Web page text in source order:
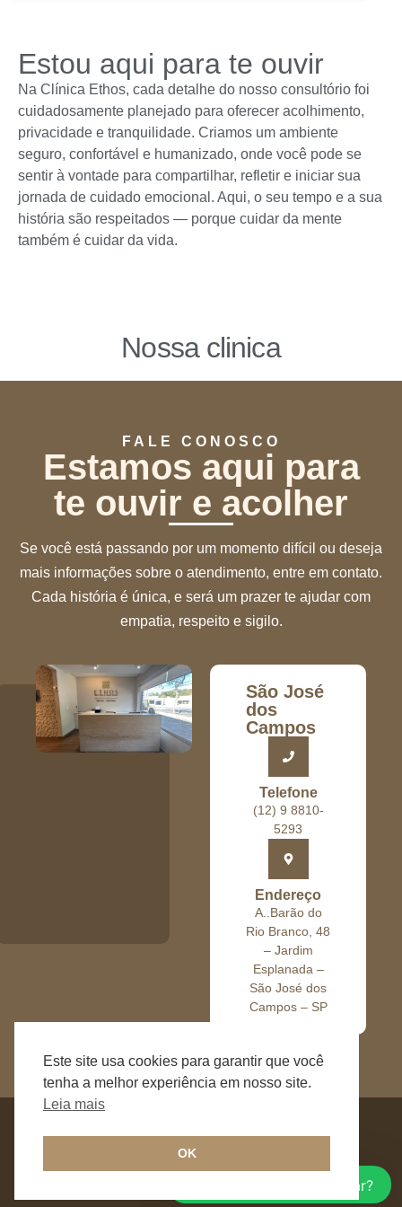
Estou aqui para te ouvir
Na Clínica Ethos, cada detalhe do nosso consultório foi
cuidadosamente planejado para oferecer acolhimento,
privacidade e tranquilidade. Criamos um ambiente
seguro, confortável e humanizado, onde você pode se
sentir à vontade para compartilhar, refletir e iniciar sua
jornada de cuidado emocional. Aqui, o seu tempo e a sua
história são respeitados — porque cuidar da mente
também é cuidar da vida.
Nossa clinica
FALE CONOSCO
Estamos aqui para
te ouvir e acolher
Se você está passando por um momento difícil ou deseja
mais informações sobre o atendimento, entre em contato.
Cada história é única, e será um prazer te ajudar com
empatia, respeito e sigilo.
São José
dos
Campos
Telefone
(12) 9 8810-
5293
Endereço
A..Barão do
Rio Branco, 48
– Jardim
Esplanada –
São José dos
Campos – SP
Olá, como posso ajudar?
Este site usa cookies para garantir que você
tenha a melhor experiência em nosso site.
Leia mais
OK